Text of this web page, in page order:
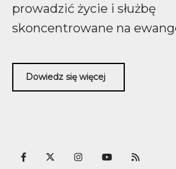
prowadzić życie i służbę
skoncentrowane na
Dowiedz się więcej